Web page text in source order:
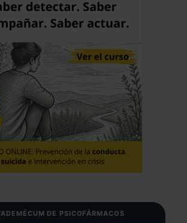
DE PSICOFÁRMACOS